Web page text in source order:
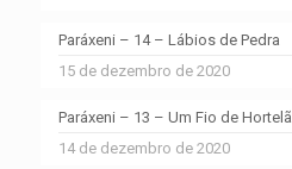
Paráxeni – 14 – Lábios de Pedra
15 de dezembro de 2020
Paráxeni – 13 – Um Fio de Hortelã
14 de dezembro de 2020